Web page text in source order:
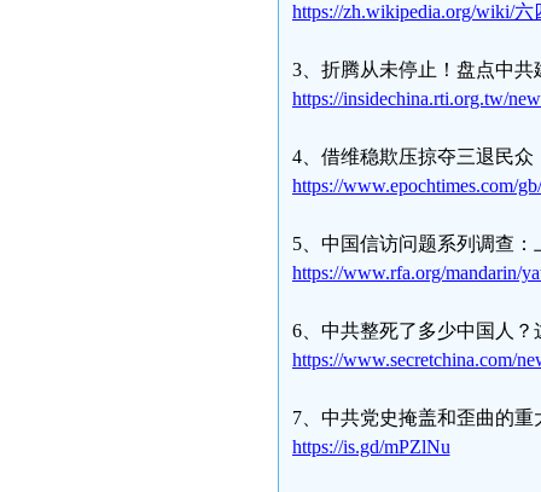
https://zh.wikipedia.org/wiki/六
3、折腾从未停止！盘点中共
https://insidechina.rti.org.tw/
4、借维稳欺压掠夺三退民众
https://www.epochtimes.com/
5、中国信访问题系列调查：
https://www.rfa.org/mandarin/
6、中共整死了多少中国人
https://www.secretchina.com/
7、中共党史掩盖和歪曲的重
https://is.gd/mPZlNu